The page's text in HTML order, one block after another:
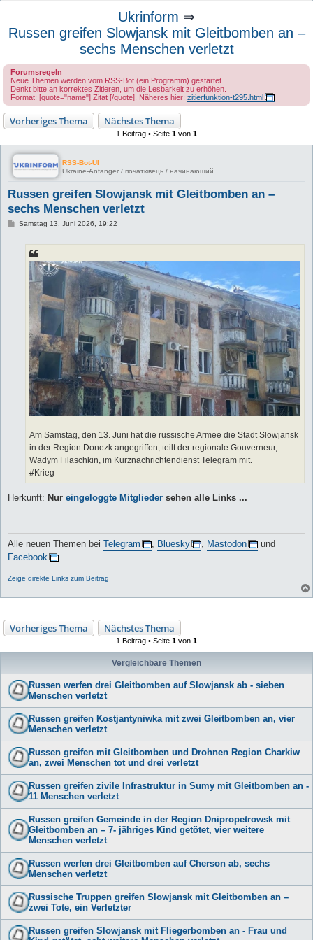
Ukrinform ⇒
Russen greifen Slowjansk mit Gleitbomben an –
sechs Menschen verletzt
Forumsregeln
Neue Themen werden vom RSS-Bot (ein Programm) gestartet.
Denkt bitte an korrektes Zitieren, um die Lesbarkeit zu erhöhen.
Format: [quote="name"] Zitat [/quote]. Näheres hier: zitierfunktion-t295.html
Vorheriges Thema Nächstes Thema
1 Beitrag • Seite 1 von 1
RSS-Bot-UI
Ukraine-Anfänger / початківець / начинающий
Russen greifen Slowjansk mit Gleitbomben an –
sechs Menschen verletzt
BSamstag 13. Juni 2026, 19:22
Am Samstag, den 13. Juni hat die russische Armee die Stadt Slowjansk
in der Region Donezk angegriffen, teilt der regionale Gouverneur,
Wadym Filaschkin, im Kurznachrichtendienst Telegram mit.
#Krieg
Herkunft: Nur eingeloggte Mitglieder sehen alle Links ...
Alle neuen Themen bei Telegram , Bluesky , Mastodon
und
Facebook
Zeige direkte Links zum Beitrag
Vorheriges Thema Nächstes Thema
1 Beitrag • Seite 1 von 1
Vergleichbare Themen
Russen werfen drei Gleitbomben auf Slowjansk ab - sieben
Menschen verletzt
Russen greifen Kostjantyniwka mit zwei Gleitbomben an, vier
Menschen verletzt
Russen greifen mit Gleitbomben und Drohnen Region Charkiw
an, zwei Menschen tot und drei verletzt
Russen greifen zivile Infrastruktur in Sumy mit Gleitbomben an -
11 Menschen verletzt
Russen greifen Gemeinde in der Region Dnipropetrowsk mit
Gleitbomben an – 7- jähriges Kind getötet, vier weitere
Menschen verletzt
Russen werfen drei Gleitbomben auf Cherson ab, sechs
Menschen verletzt
Russische Truppen greifen Slowjansk mit Gleitbomben an –
zwei Tote, ein Verletzter
Russen greifen Slowjansk mit Fliegerbomben an - Frau und